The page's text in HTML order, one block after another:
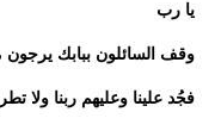
يا رب
وقف السائلون ببابك
فجُد علينا وعليهم ربنا ولا